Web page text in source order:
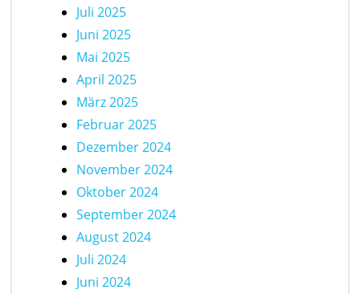
Juli 2025
Juni 2025
Mai 2025
April 2025
März 2025
Februar 2025
Dezember 2024
November 2024
Oktober 2024
September 2024
August 2024
Juli 2024
Juni 2024